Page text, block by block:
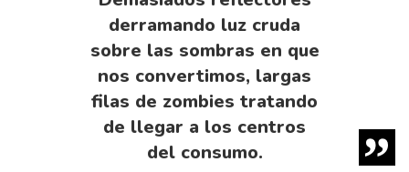
derraman­do luz cruda
sobre las sombras en que
nos converti­mos, largas
filas de zombies tratando
de llegar a los centros
del consumo.